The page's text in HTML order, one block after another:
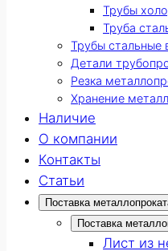
Трубы
Труба
Трубы стальные
Детали
Резка
Хранение
Наличие
О компании
Контакты
Статьи
Поставка
Поставка
Лист из